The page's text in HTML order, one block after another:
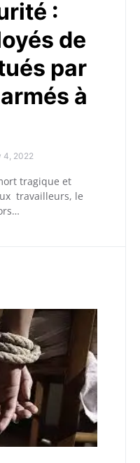
:
de
par
à
4, 2022
tragique et
travailleurs, le